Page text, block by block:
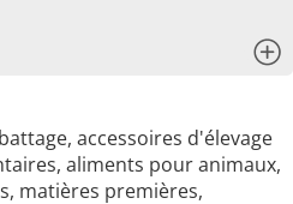
accessoires d'élevage
aliments pour animaux,
matières premières,